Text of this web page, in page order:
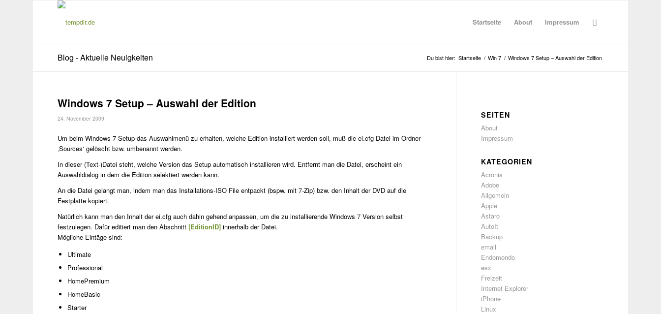
Startseite About Impressum
Blog - Aktuelle Neuigkeiten Du bist hier: Startseite / Win 7 / Windows 7 Setup – Auswahl der Edition
Windows 7 Setup – Auswahl der Edition
24. November 2009
Um beim Windows 7 Setup das Auswahlmenü zu erhalten, welche Edition installiert werden soll, muß die ei.cfg Datei im Ordner
‚Sources‘ gelöscht bzw. umbenannt werden.
In dieser (Text-)Datei steht, welche Version das Setup automatisch installieren wird. Entfernt man die Datei, erscheint ein
Auswahldialog in dem die Edition selektiert werden kann.
An die Datei gelangt man, indem man das Installations-ISO File entpackt (bspw. mit 7-Zip) bzw. den Inhalt der DVD auf die
Festplatte kopiert.
Natürlich kann man den Inhalt der ei.cfg auch dahin gehend anpassen, um die zu installierende Windows 7 Version selbst
festzulegen. Dafür editiert man den Abschnitt[EditionID] innerhalb der Datei.
Mögliche Eintäge sind:
Ultimate
Professional
HomePremium
HomeBasic
Starter
SEITEN
About
Impressum
KATEGORIEN
Acronis
Adobe
Allgemein
Apple
Astaro
AutoIt
Backup
email
Endomondo
esx
Freizeit
Internet Explorer
iPhone
Linux